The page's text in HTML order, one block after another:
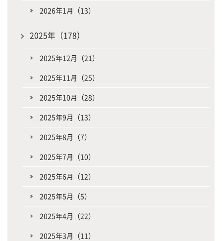
2026年1月（13）
2025年（178）
2025年12月（21）
2025年11月（25）
2025年10月（28）
2025年9月（13）
2025年8月（7）
2025年7月（10）
2025年6月（12）
2025年5月（5）
2025年4月（22）
2025年3月（11）